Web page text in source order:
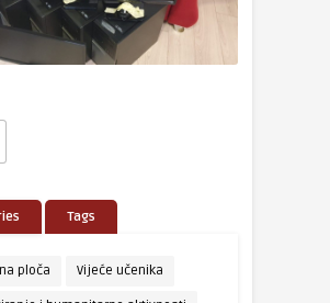
Tags
ploča Vijeće učenika